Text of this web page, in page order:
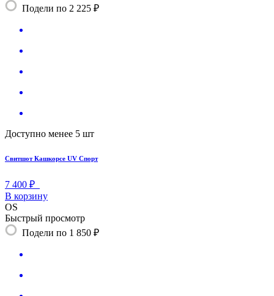
Подели по 2 225 ₽
Доступно менее 5 шт
Свитшот Кашкорсе UV Спорт
7 400 ₽
В корзину
OS
Быстрый просмотр
Подели по 1 850 ₽